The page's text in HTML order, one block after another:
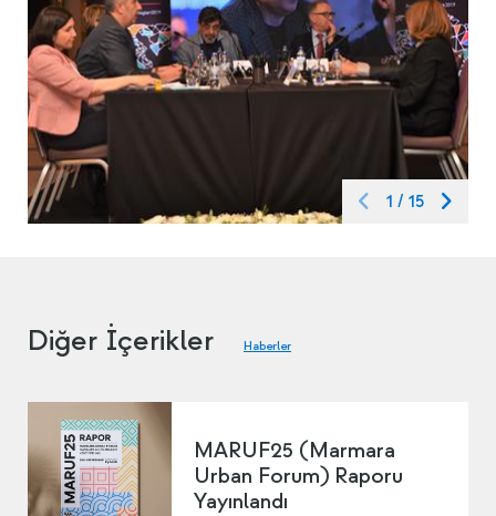
1 / 15
Diğer İçerikler Haberler
MARUF25 (Marmara
Urban Forum) Raporu
Yayınlandı